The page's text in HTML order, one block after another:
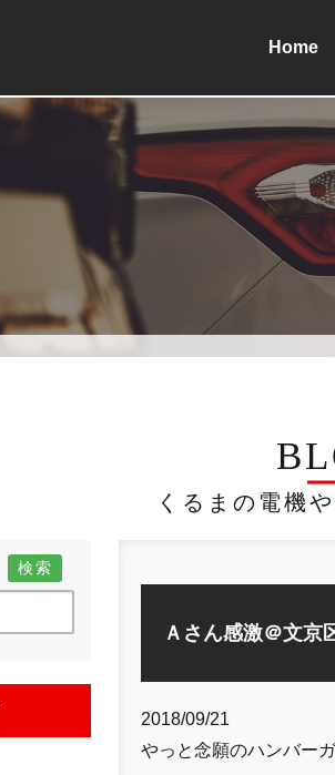
Home
くるまの電機
検索
Ａさん感激＠文京
2018/09/21
やっと念願のハンバー